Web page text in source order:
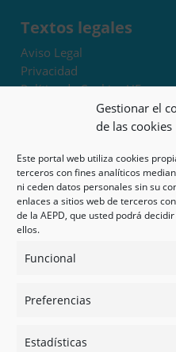
Gestionar el
de las cookies
Este portal web utiliza cookies
terceros con fines analíticos
ni ceden datos personales sin su
enlaces a sitios web de terceros
de la AEPD, que usted podrá
ellos.
Funcional
Preferencias
Estadísticas
Textos legales
Aviso Legal
Privacidad
Política de Cookies UE
Términos y condiciones
Exoneración de
Mapa del sitio
Mi cuenta
Tienda
Psicología en Murcia
Guías
Redes sociales
Instagram